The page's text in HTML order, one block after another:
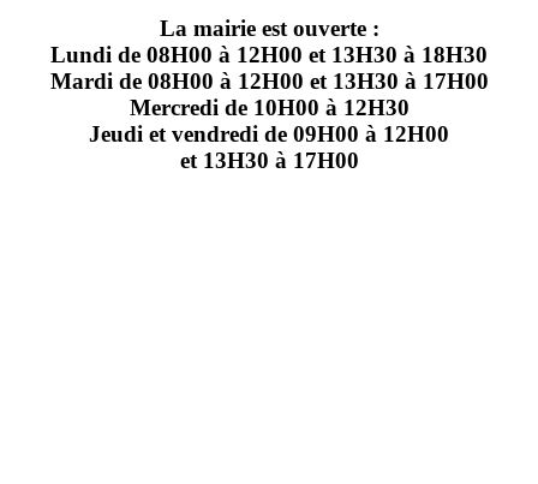
La mairie est ouverte :
Lundi de 08H00 à 12H00 et 13H30 à 18H30
Mardi de 08H00 à 12H00 et 13H30 à 17H00
Mercredi de 10H00 à 12H30
Jeudi et vendredi de 09H00 à 12H00
et 13H30 à 17H00